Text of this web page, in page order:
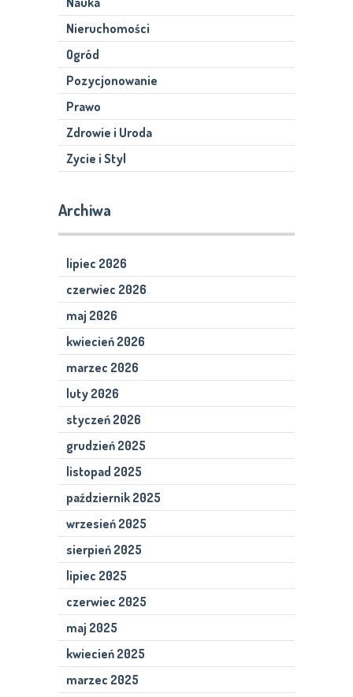
Nieruchomości
Ogród
Pozycjonowanie
Prawo
Zdrowie i Uroda
Zycie i Styl
Archiwa
lipiec 2026
czerwiec 2026
maj 2026
kwiecień 2026
marzec 2026
luty 2026
styczeń 2026
grudzień 2025
listopad 2025
październik 2025
wrzesień 2025
sierpień 2025
lipiec 2025
czerwiec 2025
maj 2025
kwiecień 2025
marzec 2025